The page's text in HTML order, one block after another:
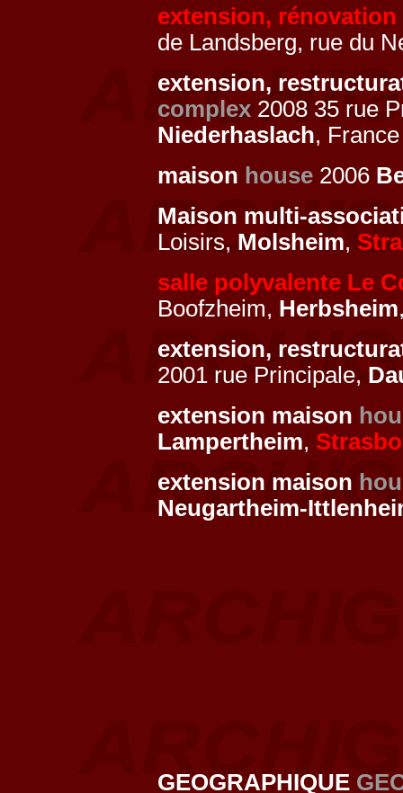
extension, rénovation
de Landsberg, rue du
extension,
complex 2008 35 rue
Niederhaslach, France
maison house 2006
Maison multi-
Loisirs, Molsheim,
salle polyvalente Le
Boofzheim, Herbsheim
extension,
2001 rue Principale,
extension maison
Lampertheim,
extension maison
Neugartheim-
GEOGRAPHIQUE